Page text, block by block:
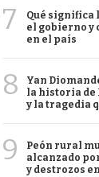
7
Qué significa
el gobierno y
en el país
8
Yan
la historia de
y la tragedia
9
Peón rural
alcanzado
y destrozos